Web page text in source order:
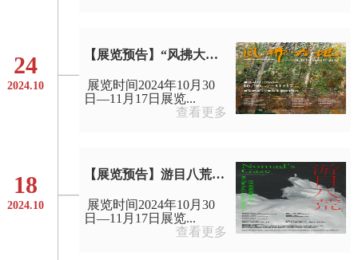
24
2024.10
【展览预告】“风拂大地”王建国油画作品展
展览时间2024年10月30
日—11月17日展览...
查看更多
18
2024.10
【展览预告】游目八荒——2024赵罡绘画作品展
展览时间2024年10月30
日—11月17日展览...
查看更多